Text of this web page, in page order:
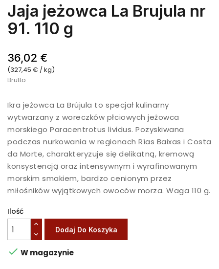
Jaja jeżowca La Brujula nr
91. 110 g
36,02 €
(327,45 € / kg)
Brutto
Ikra jeżowca La Brújula to specjał kulinarny
wytwarzany z woreczków płciowych jeżowca
morskiego Paracentrotus lividus. Pozyskiwana
podczas nurkowania w regionach Rías Baixas i Costa
da Morte, charakteryzuje się delikatną, kremową
konsystencją oraz intensywnym i wyrafinowanym
morskim smakiem, bardzo cenionym przez
miłośników wyjątkowych owoców morza. Waga 110 g.
Ilość
Dodaj Do Koszyka
 W magazynie